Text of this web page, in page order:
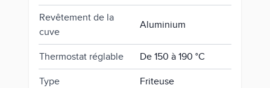
Revêtement de la
cuve
Aluminium
Thermostat réglable De 150 à 190 °C
Type Friteuse